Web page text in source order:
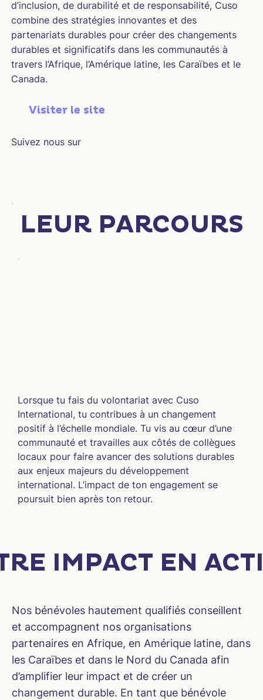
d’inclusion, de durabilité et de responsabilité, Cuso
combine des stratégies innovantes et des
partenariats durables pour créer des changements
durables et significatifs dans les communautés à
travers l’Afrique, l’Amérique latine, les Caraïbes et le
Canada.
Visiter le site
Suivez nous sur
Lorsque tu fais du volontariat avec Cuso
International, tu contribues à un changement
positif à l’échelle mondiale. Tu vis au cœur d’une
communauté et travailles aux côtés de collègues
locaux pour faire avancer des solutions durables
aux enjeux majeurs du développement
international. L’impact de ton engagement se
poursuit bien après ton retour.
LEUR PARCOURS
IMPACT EN
Nos bénévoles hautement qualifiés conseillent
et accompagnent nos organisations
partenaires en Afrique, en Amérique latine, dans
les Caraïbes et dans le Nord du Canada afin
d’amplifier leur impact et de créer un
changement durable. En tant que bénévole